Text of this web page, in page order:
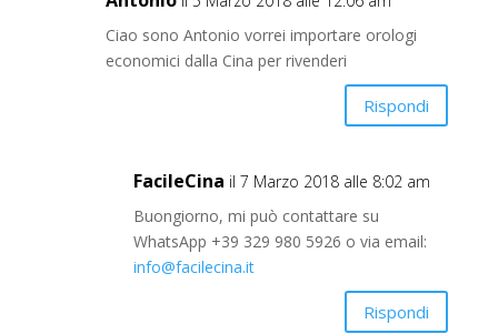
Ciao sono Antonio vorrei importare orologi
economici dalla Cina per rivenderi
Rispondi
FacileCina il 7 Marzo 2018 alle 8:02 am
Buongiorno, mi può contattare su
WhatsApp +39 329 980 5926 o via email:
info@facilecina.it
Rispondi